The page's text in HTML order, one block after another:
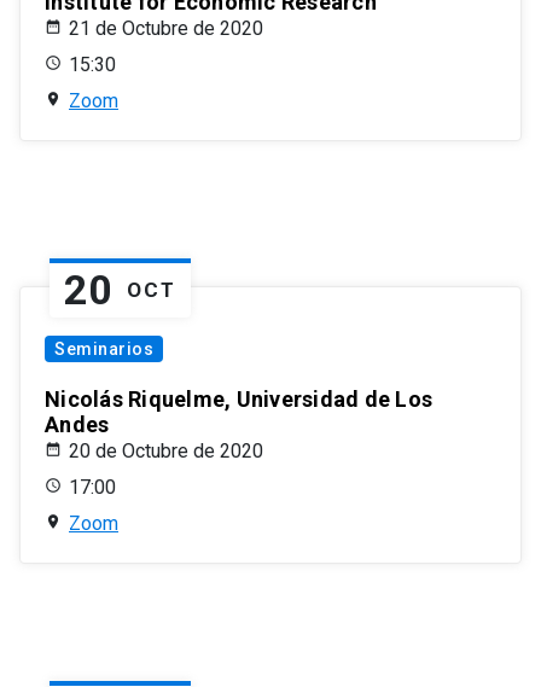
21 de Octubre de 2020
15:30
Zoom
20 OCT
Seminarios
Nicolás Riquelme, Universidad de Los
Andes
20 de Octubre de 2020
17:00
Zoom